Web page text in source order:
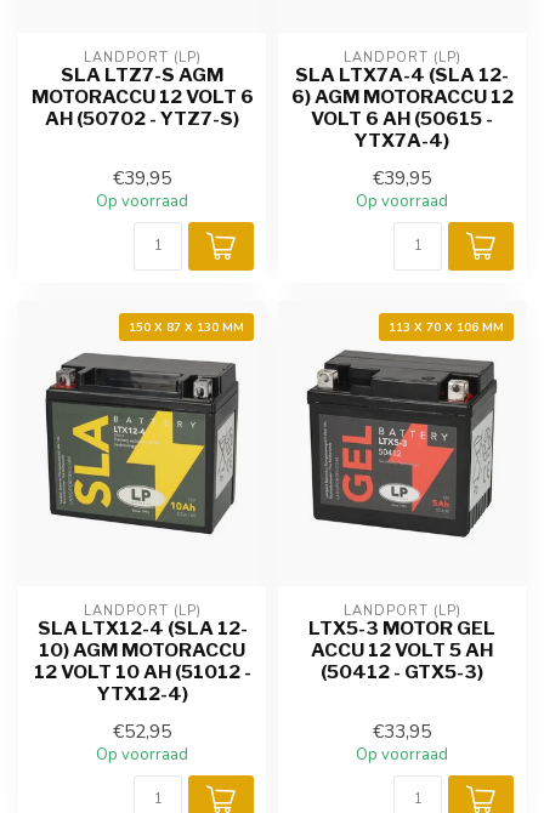
LANDPORT (LP)
SLA LTZ7-S AGM
MOTORACCU 12 VOLT 6
AH (50702 - YTZ7-S)
€39,95
Op voorraad
LANDPORT (LP)
SLA LTX7A-4 (SLA 12-
6) AGM MOTORACCU 12
VOLT 6 AH (50615 -
YTX7A-4)
€39,95
Op voorraad
150 X 87 X 130 MM
LANDPORT (LP)
SLA LTX12-4 (SLA 12-
10) AGM MOTORACCU
12 VOLT 10 AH (51012 -
YTX12-4)
€52,95
Op voorraad
113 X 70 X 106 MM
LANDPORT (LP)
LTX5-3 MOTOR GEL
ACCU 12 VOLT 5 AH
(50412 - GTX5-3)
€33,95
Op voorraad